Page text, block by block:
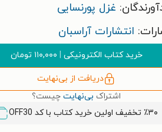
غزل پورنسایی
انتشارات آراسبان
خرید کتاب الکترونیکی | ۱۱۰,۰۰۰ تومان
دریافت از بی‌نهایت
اشتراک بی‌نهایت چیست؟
٪۳۰ تخفیف اولین خرید کتاب با کد
OFF30